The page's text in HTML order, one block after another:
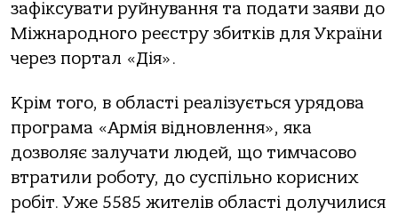
зафіксувати руйнування та подати заяви до
Міжнародного реєстру збитків для України
через портал «Дія».
Крім того, в області реалізується урядова
програма «Армія відновлення», яка
дозволяє залучати людей, що тимчасово
втратили роботу, до суспільно корисних
робіт. Уже 5585 жителів області долучилися